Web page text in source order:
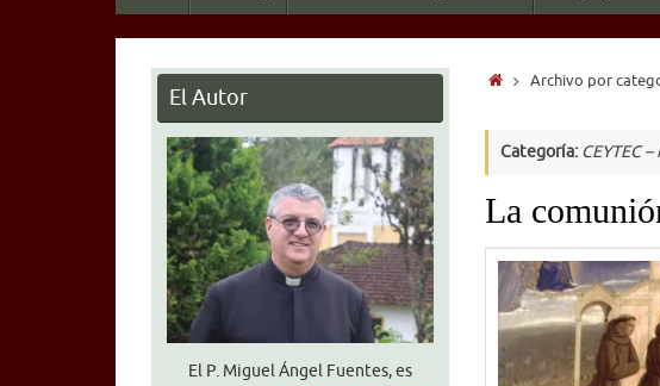
InicioArchivo por
Categoría: CEYTEC
La
El Autor
El P. Miguel Ángel Fuentes, es